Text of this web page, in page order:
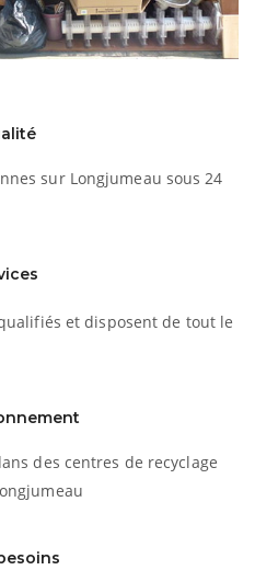
sur Longjumeau sous 24
et disposent de tout le
des centres de recyclage